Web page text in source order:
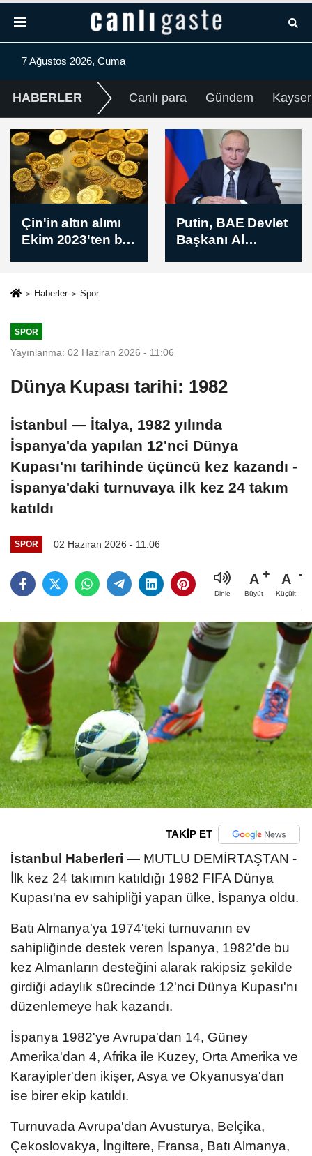
7 Ağustos 2026, Cuma
HABERLER Canlı para Gündem
Putin, BAE Devlet
Başkanı Al
Ukrayna’yı
ABB FOMGET'te
hedef
Haberler Spor
SPOR
Yayınlanma: 02 Haziran 2026 - 11:06
Dünya Kupası tarihi: 1982
İstanbul — İtalya, 1982 yılında
İspanya'da yapılan 12'nci Dünya
Kupası'nı tarihinde üçüncü kez kazandı -
İspanya'daki turnuvaya ilk kez 24 takım
katıldı
SPOR 02 Haziran 2026 - 11:06
Dinle
A
Büyüt
A
Küçült
TAKİP ET
İstanbul Haberleri — MUTLU DEMİRTAŞTAN -
İlk kez 24 takımın katıldığı 1982 FIFA Dünya
Kupası'na ev sahipliği yapan ülke, İspanya oldu.
Batı Almanya'ya 1974'teki turnuvanın ev
sahipliğinde destek veren İspanya, 1982'de bu
kez Almanların desteğini alarak rakipsiz şekilde
girdiği adaylık sürecinde 12'nci Dünya Kupası'nı
düzenlemeye hak kazandı.
İspanya 1982'ye Avrupa'dan 14, Güney
Amerika'dan 4, Afrika ile Kuzey, Orta Amerika ve
Karayipler'den ikişer, Asya ve Okyanusya'dan
ise birer ekip katıldı.
Turnuvada Avrupa'dan Avusturya, Belçika,
Çekoslovakya, İngiltere, Fransa, Batı Almanya,